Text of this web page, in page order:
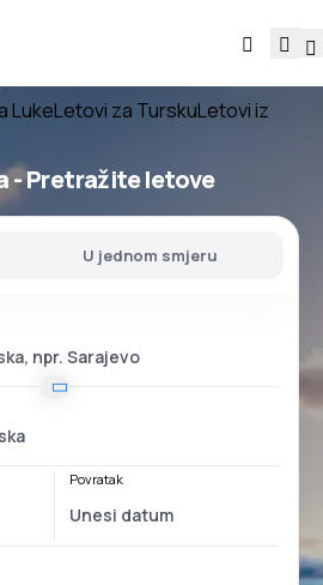
LukeLetovi za TurskuLetovi iz
- Pretražite letove
U jednom smjeru
Povratak